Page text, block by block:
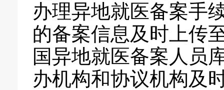
办理异地就医备案手
的备案信息及时上传
国异地就医备案人员
办机构和协议机构及